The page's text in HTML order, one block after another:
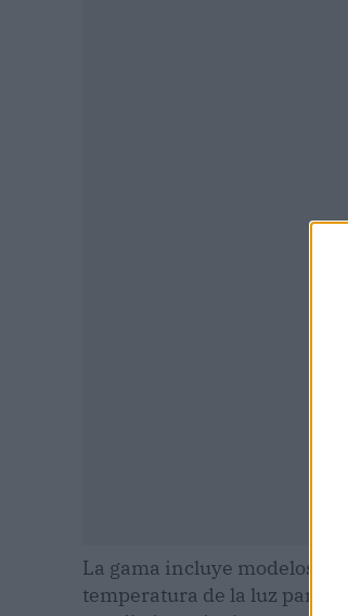
La gama incluye modelos con
temperatura de la luz para